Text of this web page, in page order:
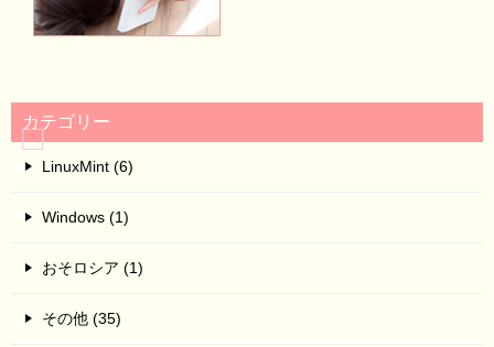
カテゴリー
LinuxMint (6)
Windows (1)
おそロシア (1)
その他 (35)